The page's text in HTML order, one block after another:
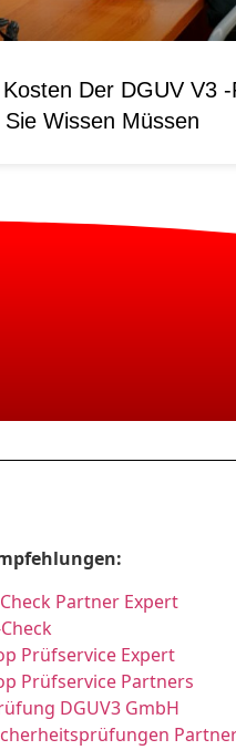
Der DGUV V3
Sie Wissen Müssen
Partner Expert
Prüfservice Expert
Prüfservice Partners
DGUV3 GmbH